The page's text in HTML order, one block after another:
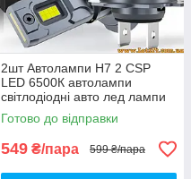
2шт Автолампи H7 2 CSP
LED 6500К автолампи
світлодіодні авто лед лампи
авто лампа лед світлодіодна
птф дхо лед drl Dream
Готово до відправки
549 ₴/пара 599 ₴/пара